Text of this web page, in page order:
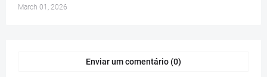
March 01, 2026
Enviar um comentário (0)